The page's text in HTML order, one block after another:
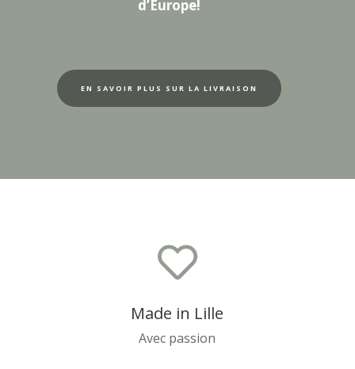
d’Europe!
EN SAVOIR PLUS SUR LA LIVRAISON

Made in Lille
Avec passion